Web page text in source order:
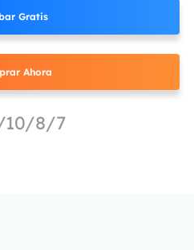
Gratis
Ahora
10/8/7